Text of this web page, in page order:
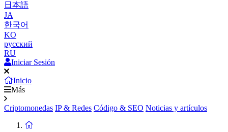
日本語
JA
한국어
KO
русский
RU
Iniciar Sesión
Inicio
Más
Criptomonedas IP & Redes Código & SEO Noticias y artículos